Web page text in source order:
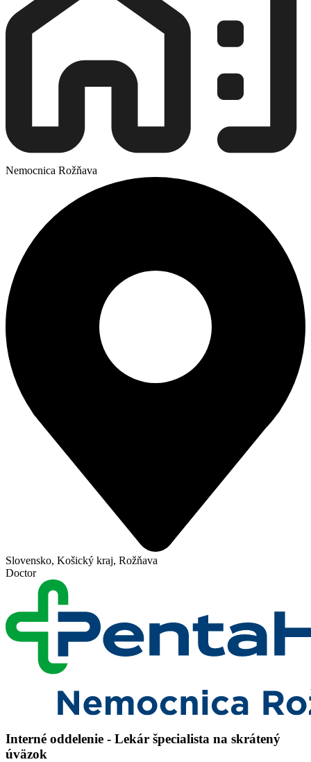
Nemocnica Rožňava
Slovensko, Košický kraj, Rožňava
Doctor
Interné oddelenie - Lekár špecialista na skrátený
úväzok